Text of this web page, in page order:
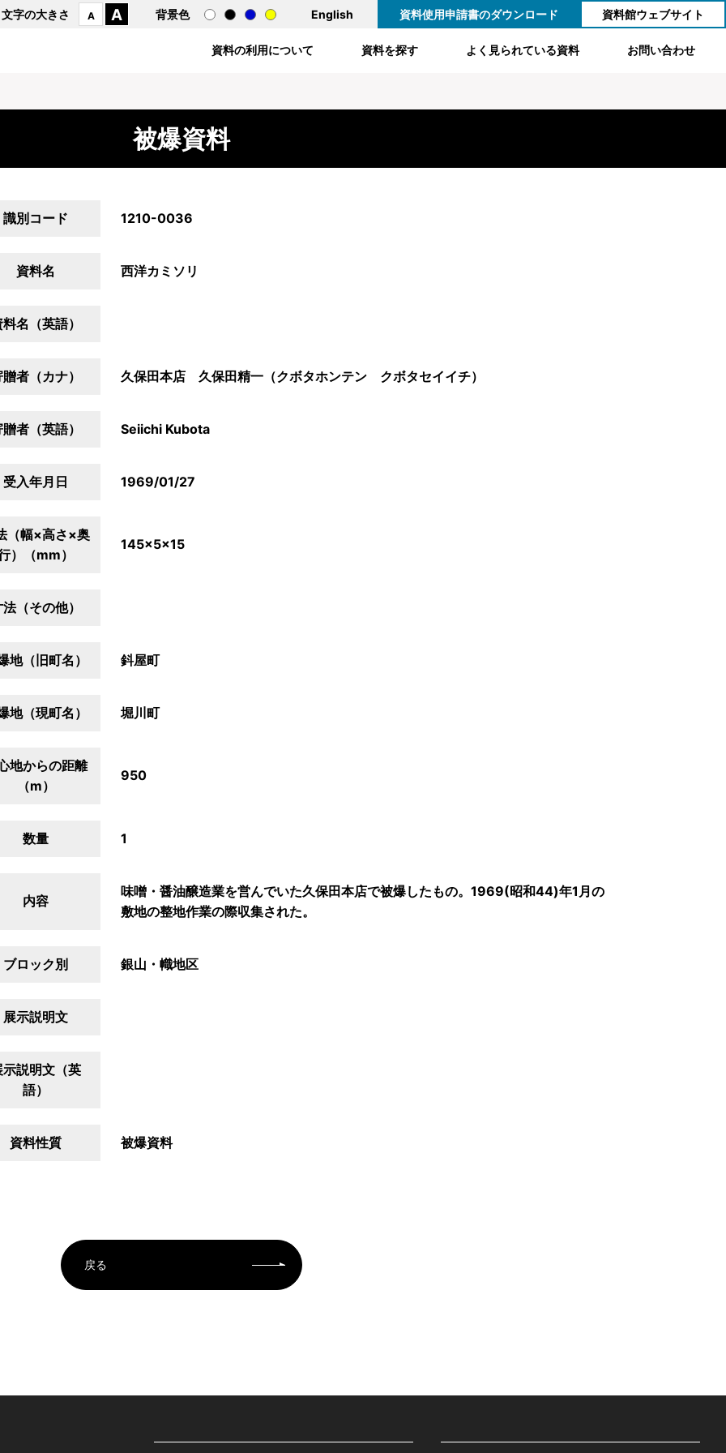
文字の大きさ A A 背景色 English 資料使用申請書のダウンロード 資料館ウェブサイト
資料の利用について 資料を探す よく見られている資料 お問い合わせ
被爆資料
識別コード 1210-0036
資料名 西洋カミソリ
名（英語）
者（カナ） 久保田本店 久保田精一（クボタホンテン クボタセイイチ）
者（英語） Seiichi Kubota
受入年月日 1969/01/27
（幅×高さ×奥
）（mm）
145×5×15
（その他）
地（旧町名） 鈄屋町
地（現町名） 堀川町
地からの距離
（m）
950
数量 1
内容
味噌・醤油醸造業を営んでいた久保田本店で被爆したもの。1969(昭和44)年1月の
敷地の整地作業の際収集された。
ブロック別 銀山・幟地区
展示説明文
示説明文（英
語）
資料性質 被爆資料
戻る